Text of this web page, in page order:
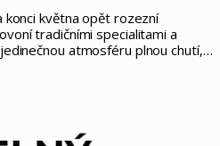
konci května opět rozezní
tradičními specialitami a
atmosféru plnou chutí,…